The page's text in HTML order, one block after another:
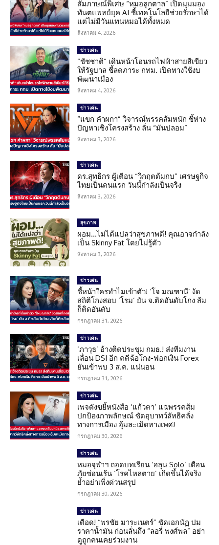
สัมภาษณ์พิเศษ “หมอลูกตาล” เปิดมุมมอง
ทันตแพทย์ยุค AI ชี้เทคโนโลยีช่วยรักษาได้
แต่ไม่มีวันแทนหมอได้ทั้งหมด
สิงหาคม 4, 2026
ข่าวเด่น
“ชัชชาติ” เดินหน้าโอนรถไฟฟ้าสายสีเขียว
ให้รัฐบาล ชี้ลดภาระ กทม. เปิดทางใช้งบ
พัฒนาเมือง
สิงหาคม 4, 2026
ข่าวเด่น
“แขก คำผกา” วิจารณ์พรรคส้มหนัก ชี้ห่าง
ปัญหาเชิงโครงสร้าง ลั่น “มันปลอม”
สิงหาคม 3, 2026
ข่าวเด่น
ดร.สุทธิกร ผู้เตือน “วิกฤตต้มกบ” เศรษฐกิจ
ไทยเป็นคนแรก วันนี้กำลังเป็นจริง
สิงหาคม 3, 2026
สุขภาพ
ผอม…ไม่ได้แปลว่าสุขภาพดี! คุณอาจกำลัง
เป็น Skinny Fat โดยไม่รู้ตัว
สิงหาคม 3, 2026
ข่าวเด่น
ชี้หน้าใครทำไมเข้าตัว! ‘โจ มณฑานี’ งัด
สถิติโกงสอบ ‘โรม’ ยัน จ.ติดอันดับโกง ส้ม
ก็ติดอันดับ
กรกฎาคม 31, 2026
ข่าวเด่น
‘ภาวุธ’ อ้างติดประชุม กมธ.! ส่งทีมงาน
เลื่อน DSI อีก คดีฉ้อโกง-ฟอกเงิน Forex
ยันเข้าพบ 3 ส.ค. แน่นอน
กรกฎาคม 31, 2026
ข่าวเด่น
เพจดังขยี้หนังสือ ‘แก้วตา’ แฉพรรคส้ม
ปกป้องภาพลักษณ์ ซัดอุบาทว์ลัทธิคลั่ง
ทางการเมือง อุ้มละเมิดทางเพศ!
กรกฎาคม 30, 2026
ข่าวเด่น
หมอจุฬาฯ ถอดบทเรียน ‘ฮลุน Solo’ เตือน
ภัยซ่อนเร้น ‘โรคไหลตาย’ เกิดขึ้นได้จริง
ย้ำอย่าเพิ่งด่วนสรุป
กรกฎาคม 30, 2026
ข่าวเด่น
เดือด! “พรชัย มาระเนตร์” ซัดเอกนัฏ ปม
ราคาน้ำมัน ก่อนลั่นถึง “ลอรี่ พงศ์พล” อย่า
ดูถูกคนเคยร่วมงาน